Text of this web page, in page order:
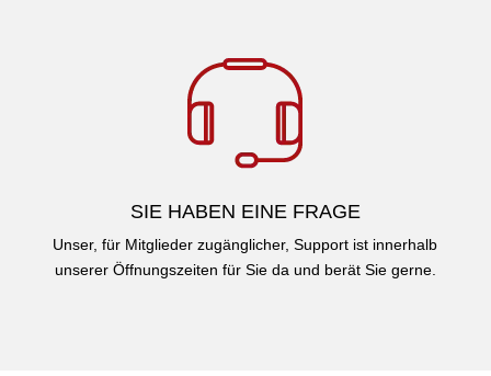
SIE HABEN EINE FRAGE
Unser, für Mitglieder zugänglicher, Support ist innerhalb
unserer Öffnungszeiten für Sie da und berät Sie gerne.